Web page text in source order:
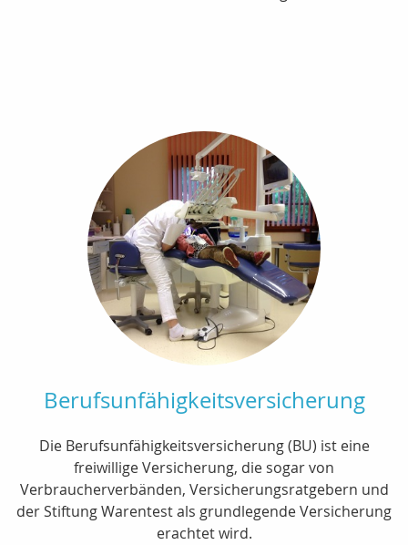
Berufsunfähigkeitsversicherung
Die Berufsunfähigkeitsversicherung (BU) ist eine
freiwillige Versicherung, die sogar von
Verbraucherverbänden, Versicherungsratgebern und
der Stiftung Warentest als grundlegende Versicherung
erachtet wird.